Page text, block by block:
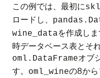
この例では、最初に
ロードし、
wine_dataを作成しま
時データベース表とそ
oml.DataFrameオブ
す。
oml_wineの8か